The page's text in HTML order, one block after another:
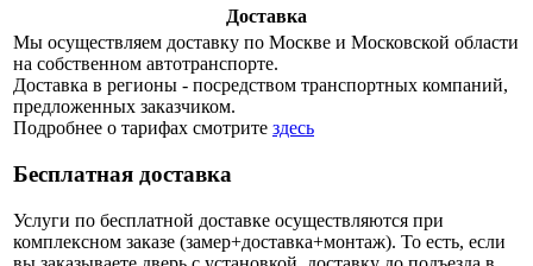
Доставка
Мы осуществляем доставку по Москве и Московской области
на собственном автотранспорте.
Доставка в регионы - посредством транспортных компаний,
предложенных заказчиком.
Подробнее о тарифах смотрите здесь
Бесплатная доставка
Услуги по бесплатной доставке осуществляются при
комплексном заказе (замер+доставка+монтаж). То есть, если